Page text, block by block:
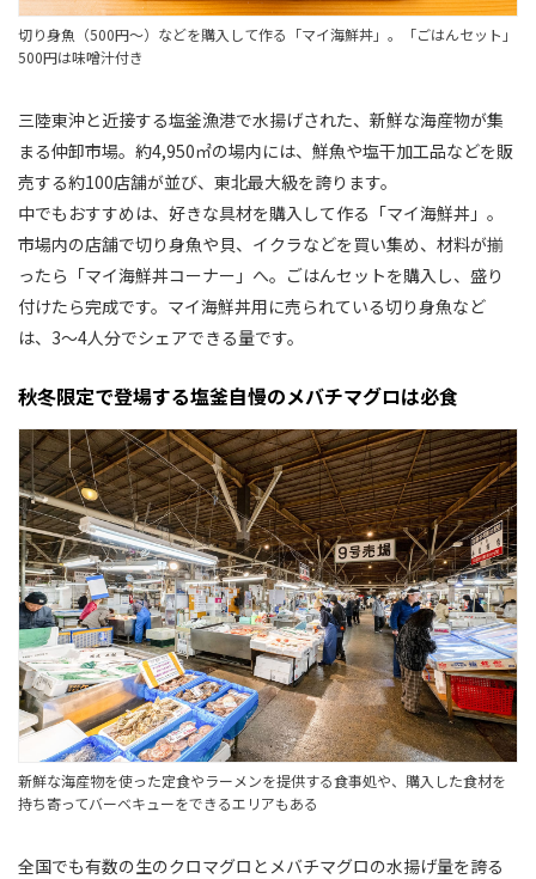
切り身魚（500円〜）などを購入して作る「マイ海鮮丼」。「ごはんセット」
500円は味噌汁付き
三陸東沖と近接する塩釜漁港で水揚げされた、新鮮な海産物が集
まる仲卸市場。約4,950㎡の場内には、鮮魚や塩干加工品などを販
売する約100店舗が並び、東北最大級を誇ります。
中でもおすすめは、好きな具材を購入して作る「マイ海鮮丼」。
市場内の店舗で切り身魚や貝、イクラなどを買い集め、材料が揃
ったら「マイ海鮮丼コーナー」へ。ごはんセットを購入し、盛り
付けたら完成です。マイ海鮮丼用に売られている切り身魚など
は、3〜4人分でシェアできる量です。
秋冬限定で登場する塩釜自慢のメバチマグロは必食
新鮮な海産物を使った定食やラーメンを提供する食事処や、購入した食材を
持ち寄ってバーベキューをできるエリアもある
全国でも有数の生のクロマグロとメバチマグロの水揚げ量を誇る